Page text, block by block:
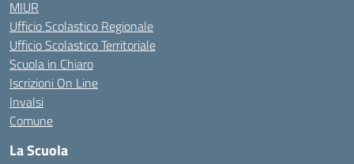
MIUR
Ufficio Scolastico Regionale
Ufficio Scolastico Territoriale
Scuola in Chiaro
Iscrizioni On Line
Invalsi
Comune
La Scuola